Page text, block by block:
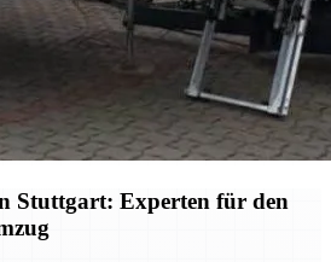
Stuttgart: Experten für den